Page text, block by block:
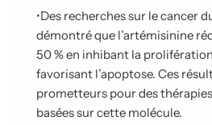
•Des recherches sur le cancer
démontré que l’artémisinine
50 % en inhibant la
favorisant l’apoptose. Ces
prometteurs pour des
basées sur cette molécule.